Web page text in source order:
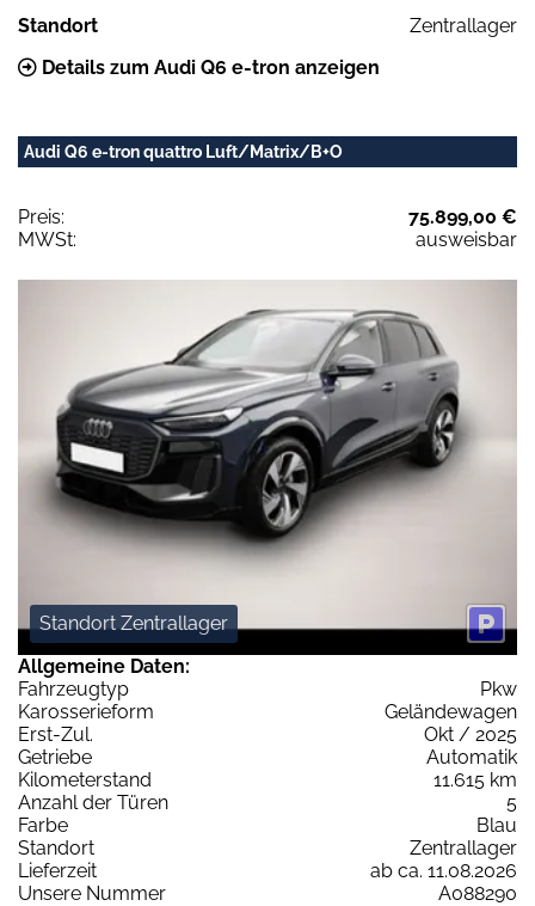
Standort
Zentrallager
Details zum Audi Q6 e-tron anzeigen
Audi Q6 e-tron quattro Luft/Matrix/B+O
Preis:
75.899,00 €
MWSt:
ausweisbar
Standort Zentrallager
Allgemeine Daten:
Fahrzeugtyp
Pkw
Karosserieform
Geländewagen
Erst-Zul.
Okt / 2025
Getriebe
Automatik
Kilometerstand
11.615 km
Anzahl der Türen
5
Farbe
Blau
Standort
Zentrallager
Lieferzeit
ab ca. 11.08.2026
Unsere Nummer
A088290